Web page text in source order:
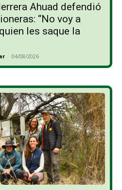
Ahuad defendió
“No voy a
les saque la
- 04/08/2026